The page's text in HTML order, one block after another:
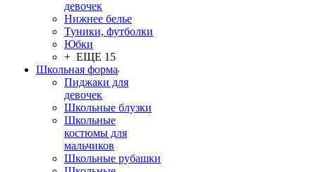
девочек
Нижнее белье
Туники, футболки
Юбки
+ ЕЩЕ 15
Школьная форма
Пиджаки для
девочек
Школьные блузки
Школьные
костюмы для
мальчиков
Школьные рубашки